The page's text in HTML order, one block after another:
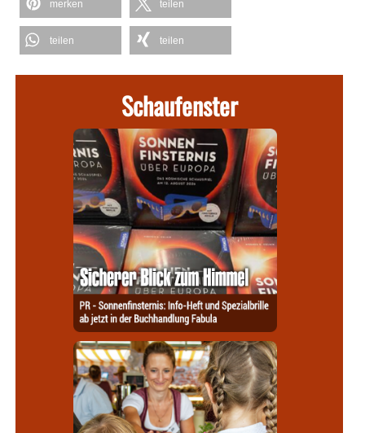
merken teilen
teilen teilen
Schaufenster